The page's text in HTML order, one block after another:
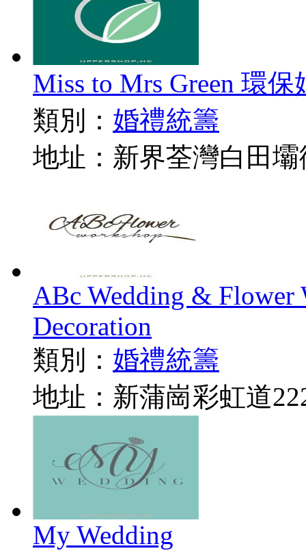
Miss to Mrs Green 環
類別： 婚禮統籌
地址：新界荃灣白田
ABc Wedding & Flower
Decoration
類別： 婚禮統籌
地址：新蒲崗彩虹道
My Wedding